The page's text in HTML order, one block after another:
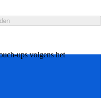
ups volgens het